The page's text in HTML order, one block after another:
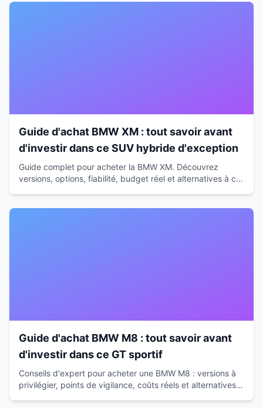
Guide d'achat BMW XM : tout savoir avant
d'investir dans ce SUV hybride d'exception
Guide complet pour acheter la BMW XM. Découvrez
versions, options, fiabilité, budget réel et alternatives à ce
Guide d'achat BMW M8 : tout savoir avant
d'investir dans ce GT sportif
Conseils d'expert pour acheter une BMW M8 : versions à
privilégier, points de vigilance, coûts réels et alternatives.